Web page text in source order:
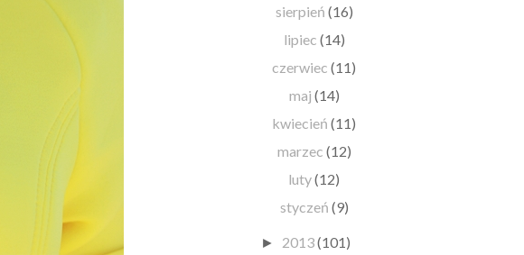
sierpień (16)
lipiec (14)
czerwiec(11)
maj (14)
kwiecień(11)
marzec (12)
luty(12)
styczeń (9)
► 2013(101)